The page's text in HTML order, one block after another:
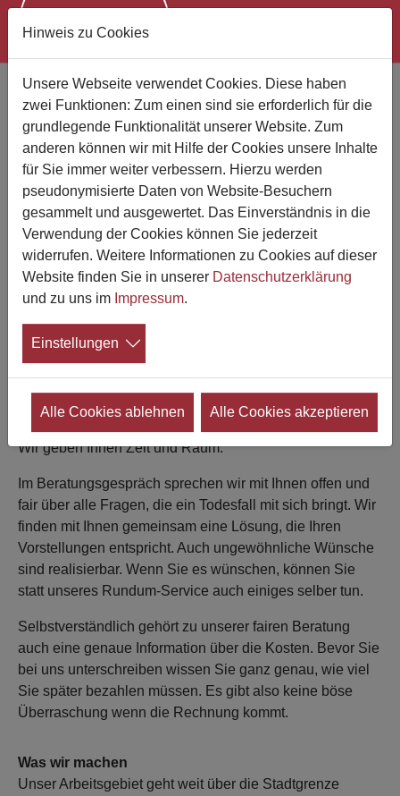
Bestattungen Radermacher in
Aachen an der Normaluhr
Moderne Dienstleistung mit über 100 Jahren Erfahrung
Wir geben Ihnen Zeit und Raum.
Im Beratungsgespräch sprechen wir mit Ihnen offen und
fair über alle Fragen, die ein Todesfall mit sich bringt. Wir
finden mit Ihnen gemeinsam eine Lösung, die Ihren
Vorstellungen entspricht. Auch ungewöhnliche Wünsche
sind realisierbar. Wenn Sie es wünschen, können Sie
statt unseres Rundum-Service auch einiges selber tun.
Selbstverständlich gehört zu unserer fairen Beratung
auch eine genaue Information über die Kosten. Bevor Sie
bei uns unterschreiben wissen Sie ganz genau, wie viel
Sie später bezahlen müssen. Es gibt also keine böse
Überraschung wenn die Rechnung kommt.
Was wir machen
Unser Arbeitsgebiet geht weit über die Stadtgrenze
Hinweis zu Cookies
Unsere Webseite verwendet Cookies. Diese haben
zwei Funktionen: Zum einen sind sie erforderlich für die
grundlegende Funktionalität unserer Website. Zum
anderen können wir mit Hilfe der Cookies unsere Inhalte
für Sie immer weiter verbessern. Hierzu werden
pseudonymisierte Daten von Website-Besuchern
gesammelt und ausgewertet. Das Einverständnis in die
Verwendung der Cookies können Sie jederzeit
widerrufen. Weitere Informationen zu Cookies auf dieser
Website finden Sie in unserer Datenschutzerklärung
und zu uns im Impressum.
Einstellungen
Alle Cookies ablehnen Alle Cookies akzeptieren